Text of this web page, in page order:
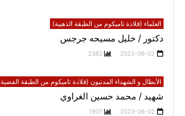
العلماء (قلادة تاميكوم من الطبقة الذهبية)
دكتور / خليل مسيحه جرجس
2023-06-02
2382
الأبطال و الشهداء المدنيون (قلادة تاميكوم من الطبقة
شهيد / محمد حسين الغراوي
2023-06-02
1907